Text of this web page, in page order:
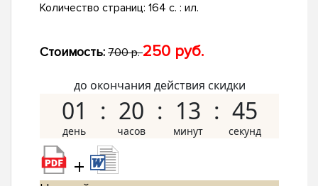
Количество страниц: 164 с. : ил.
Стоимость: 700 р.250 руб.
до окончания действия скидки
01 20 13 44
+